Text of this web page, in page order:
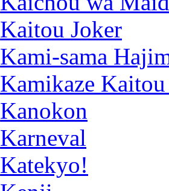
Kaitou Joker
Kami-sama
Kamikaze Kaitou
Kanokon
Karneval
Katekyo!